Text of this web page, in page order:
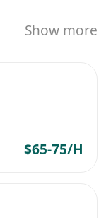
Show more
$65-75/H